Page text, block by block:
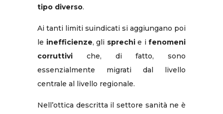
tipo diverso.
Ai tanti limiti suindicati si aggiungano poi
le inefficienze, gli sprechie i fenomeni
corruttivi che, di fatto, sono
essenzialmente migrati dal livello
centrale al livello regionale.
Nell’ottica descritta il settore sanità ne è